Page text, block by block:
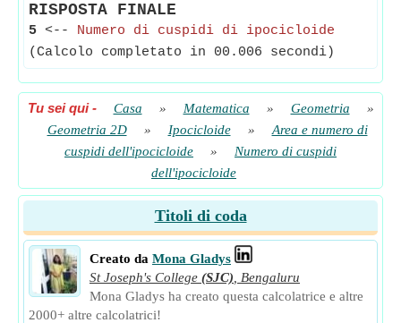
RISPOSTA FINALE
5 <-- Numero di cuspidi di ipocicloide
(Calcolo completato in 00.006 secondi)
Tu sei qui- Casa » Matematica » Geometria
»
Geometria 2D
» Ipocicloide »
Area e numero di
cuspidi dell'ipocicloide
»
Numero di cuspidi
dell'ipocicloide
Titoli di coda
Creato da Mona Gladys
St Joseph's College (SJC)
Bengaluru
Mona Gladys ha creato questa calcolatrice e altre
2000+ altre calcolatrici!